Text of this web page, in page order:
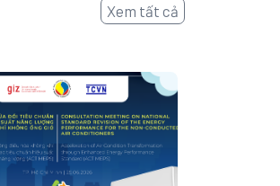
Xem tất cả